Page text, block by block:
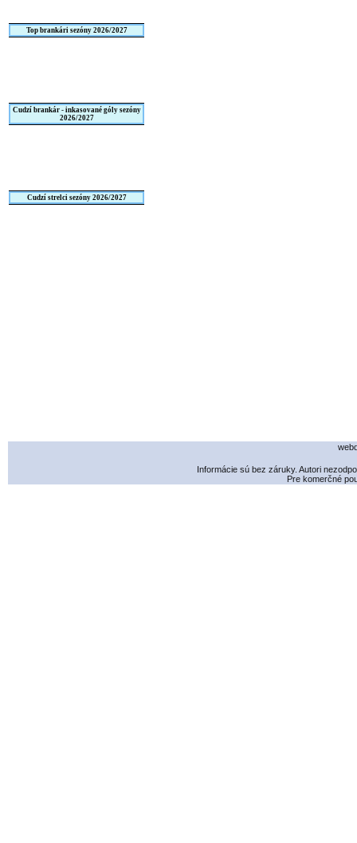
Top brankári sezóny 2026/2027
Cudzí brankár - inkasované góly sezóny
2026/2027
Cudzí strelci sezóny 2026/2027
Informácie sú bez záruky. Autori
Pre komerčné